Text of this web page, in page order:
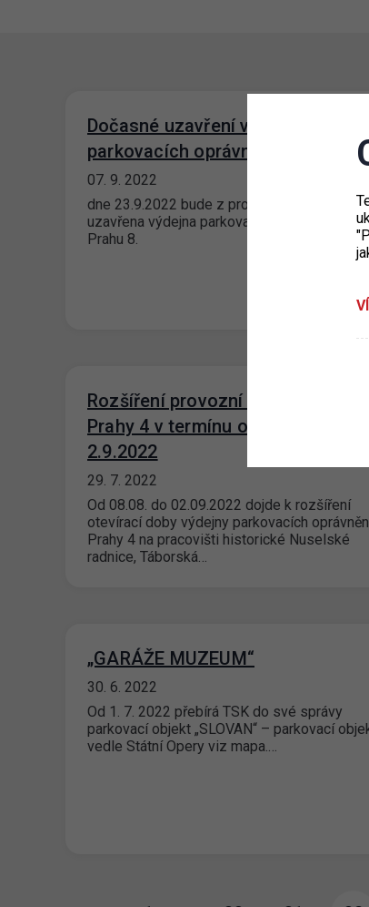
Dočasné uzavření výdejny
parkovacích oprávnění Prahy 8
07. 9. 2022
dne 23.9.2022 bude z provozních důvodů
uzavřena výdejna parkovacích oprávnění pro
Prahu 8.
Rozšíření provozní doby výdejny
Prahy 4 v termínu od 8.8. do
2.9.2022
29. 7. 2022
Od 08.08. do 02.09.2022 dojde k rozšíření
otevírací doby výdejny parkovacích
Prahy 4 na pracovišti historické Nuselské
radnice, Táborská…
„GARÁŽE MUZEUM“
30. 6. 2022
Od 1. 7. 2022 přebírá TSK do své správy
parkovací objekt „SLOVAN“ – parkovací
vedle Státní Opery viz mapa.…